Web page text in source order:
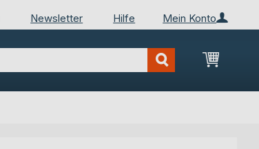
Mein Konto
Newsletter Hilfe
Mein